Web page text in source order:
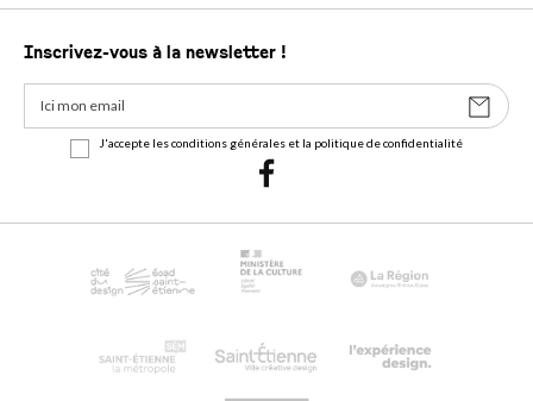
Inscrivez-vous à la newsletter !
J'accepte les conditions générales et la politique de confidentialité